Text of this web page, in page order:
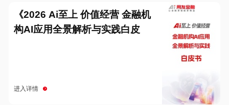
《2026 Ai至上 价值经营 金融机
构AI应用全景解析与实践白皮
进入详情